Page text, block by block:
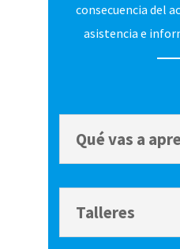
consecuencia del
asistencia e
Qué vas a
Talleres